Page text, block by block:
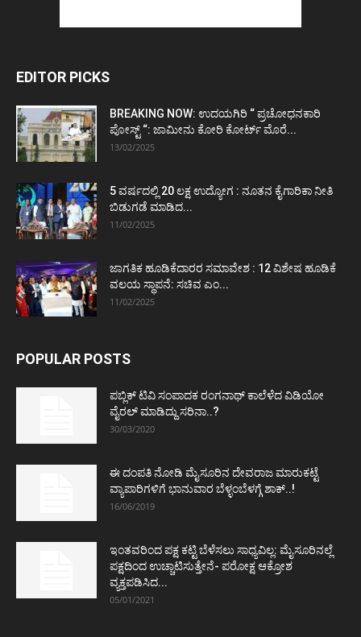
EDITOR PICKS
BREAKING NOW: ಉದಯಗಿರಿ “ ಪ್ರಚೋಧನಕಾರಿ
ಪೋಸ್ಟ್‌ “: ಜಾಮೀನು ಕೋರಿ ಕೋರ್ಟ್‌ ಮೊರೆ...
13/02/2025
5 ವರ್ಷದಲ್ಲಿ 20 ಲಕ್ಷ ಉದ್ಯೋಗ : ನೂತನ ಕೈಗಾರಿಕಾ ನೀತಿ
ಬಿಡುಗಡೆ ಮಾಡಿದ...
11/02/2025
ಜಾಗತಿಕ ಹೂಡಿಕೆದಾರರ ಸಮಾವೇಶ : 12 ವಿಶೇಷ ಹೂಡಿಕೆ
ವಲಯ ಸ್ಥಾಪನೆ: ಸಚಿವ ಎಂ...
11/02/2025
POPULAR POSTS
ಪಬ್ಲಿಕ್ ಟಿವಿ ಸಂಪಾದಕ ರಂಗನಾಥ್ ಕಾಲೆಳೆದ ವಿಡಿಯೋ
ವೈರಲ್ ಮಾಡಿದ್ದು ಸರಿನಾ..?
30/03/2020
ಈ ದಂಪತಿ ನೋಡಿ ಮೈಸೂರಿನ ದೇವರಾಜ ಮಾರುಕಟ್ಟೆ
ವ್ಯಾಪಾರಿಗಳಿಗೆ ಭಾನುವಾರ ಬೆಳ್ಳಂಬೆಳಗ್ಗೆ ಶಾಕ್..!
16/06/2019
ಇಂತವರಿಂದ ಪಕ್ಷ ಕಟ್ಟಿ ಬೆಳೆಸಲು ಸಾಧ್ಯವಿಲ್ಲ: ಮೈಸೂರಿನಲ್ಲೆ
ಪಕ್ಷದಿಂದ ಉಚ್ಚಾಟಿಸುತ್ತೇನೆ- ಪರೋಕ್ಷ ಆಕ್ರೋಶ
ವ್ಯಕ್ತಪಡಿಸಿದ...
05/01/2021